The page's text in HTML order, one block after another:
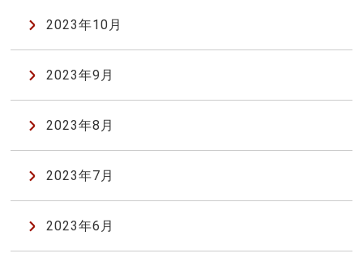
2023年10月
2023年9月
2023年8月
2023年7月
2023年6月